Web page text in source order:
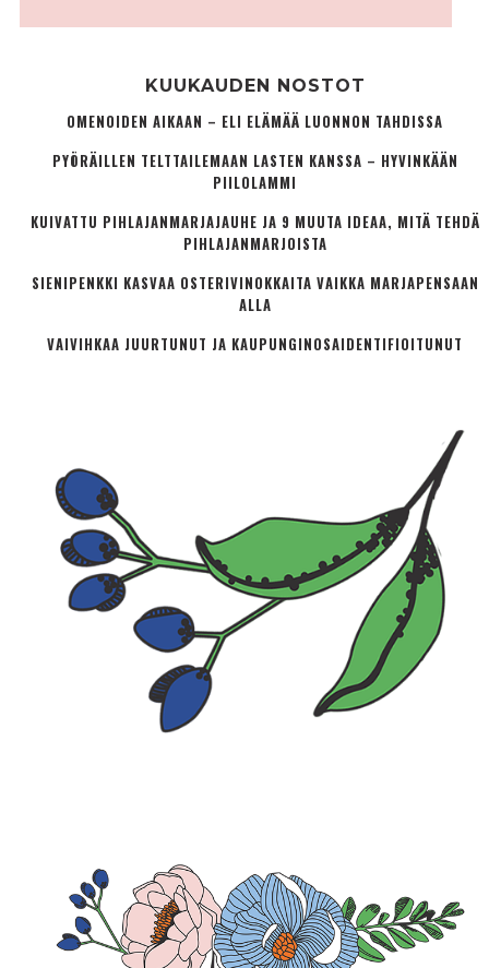
KUUKAUDEN NOSTOT
OMENOIDEN AIKAAN – ELI ELÄMÄÄ LUONNON TAHDISSA
PYÖRÄILLEN TELTTAILEMAAN LASTEN KANSSA – HYVINKÄÄN
PIILOLAMMI
KUIVATTU PIHLAJANMARJAJAUHE JA 9 MUUTA IDEAA, MITÄ TEHDÄ
PIHLAJANMARJOISTA
SIENIPENKKI KASVAA OSTERIVINOKKAITA VAIKKA MARJAPENSAAN
ALLA
VAIVIHKAA JUURTUNUT JA KAUPUNGINOSA­IDENTIFIOITUNUT